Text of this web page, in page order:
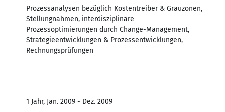
Prozessanalysen bezüglich Kostentreiber & Grauzonen,
Stellungnahmen, interdisziplinäre
Prozessoptimierungen durch Change-Management,
Strategieentwicklungen & Prozessentwicklungen,
Rechnungsprüfungen
1 Jahr, Jan. 2009 - Dez. 2009